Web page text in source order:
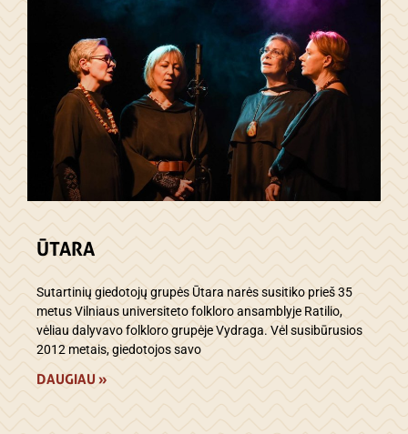
ŪTARA
Sutartinių giedotojų grupės Ūtara narės susitiko prieš 35
metus Vilniaus universiteto folkloro ansamblyje Ratilio,
vėliau dalyvavo folkloro grupėje Vydraga. Vėl susibūrusios
2012 metais, giedotojos savo
DAUGIAU »